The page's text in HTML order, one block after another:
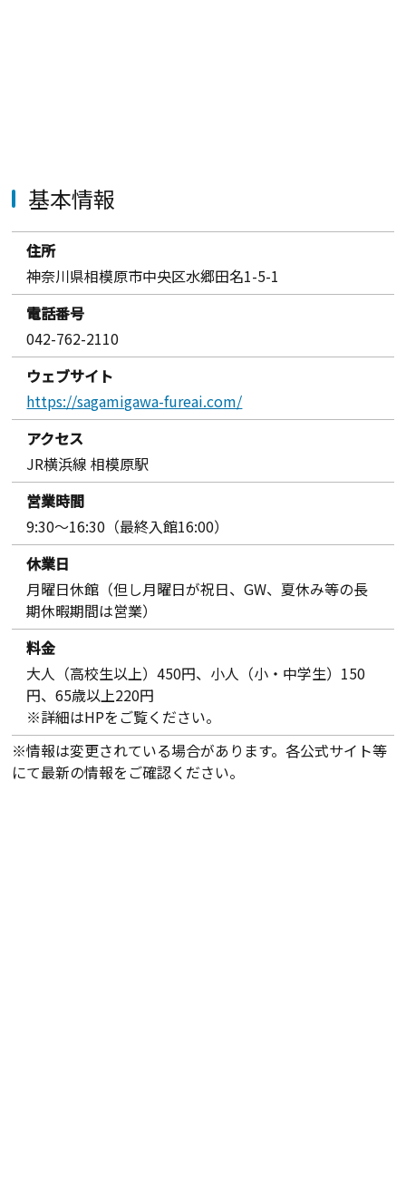
基本情報
住所
神奈川県相模原市中央区水郷田名1-5-1
電話番号
042-762-2110
ウェブサイト
https://sagamigawa-fureai.com/
アクセス
JR横浜線 相模原駅
営業時間
9:30～16:30（最終入館16:00）
休業日
月曜日休館（但し月曜日が祝日、GW、夏休み等の長
期休暇期間は営業）
料金
大人（高校生以上）450円、小人（小・中学生）150
円、65歳以上220円
※詳細はHPをご覧ください。
※情報は変更されている場合があります。各公式サイト等
にて最新の情報をご確認ください。